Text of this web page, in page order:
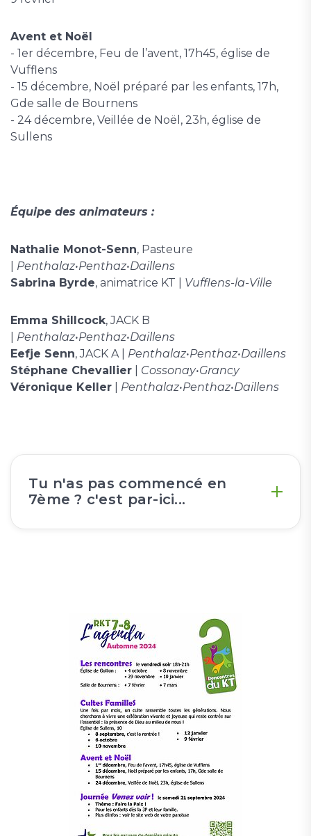
Avent et Noël
- 1er décembre, Feu de l’avent, 17h45, église de
Vufflens
- 15 décembre, Noël préparé par les enfants, 17h,
Gde salle de Bournens
- 24 décembre, Veillée de Noël, 23h, église de
Sullens
Équipe des animateurs :
Nathalie Monot-Senn, Pasteure
Penthalaz•Penthaz•Daillens
Sabrina Byrde, animatrice KT | Vufflens-la-Ville
Emma Shillcock, JACK B
Penthalaz•Penthaz•Daillens
Eefje Senn, JACK A | Penthalaz•Penthaz•Daillens
Stéphane Chevallier
Cossonay•Grancy
Véronique Keller
Penthalaz•Penthaz•Daillens
Tu n'as pas commencé en
7ème ? c'est par-ici...